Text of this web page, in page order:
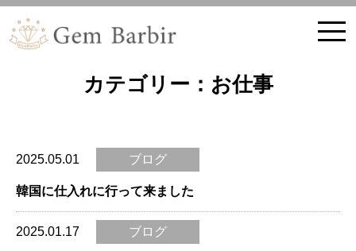
カテゴリー：お仕事
2025.05.01 ブログ
韓国に仕入れに行って来ました
2025.01.17 ブログ